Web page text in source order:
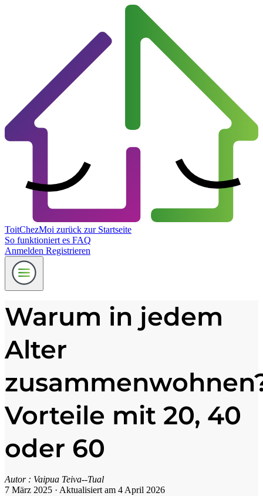
ToitChezMoi zurück zur Startseite
So funktioniert es FAQ
Anmelden Registrieren
Warum in jedem
Alter
Vorteile mit 20, 40
oder 60
Autor : Vaipua Teiva--Tual
7 März 2025 · Aktualisiert am 4 April 2026